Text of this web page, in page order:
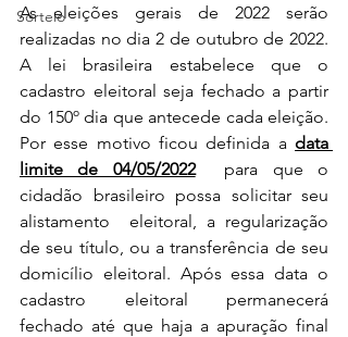
Sorteio
As eleições gerais de 2022 serão
realizadas no dia 2 de outubro de 2022.
A lei brasileira estabelece que o
cadastro eleitoral seja fechado a partir
do 150º dia que antecede cada eleição.
Por esse motivo ficou definida a data
limite de 04/05/2022
  para que o
cidadão brasileiro possa solicitar seu
alistamento  eleitoral, a regularização
de seu título, ou a transferência de seu
domicílio eleitoral. Após essa data o
cadastro eleitoral permanecerá
fechado até que haja a apuração final